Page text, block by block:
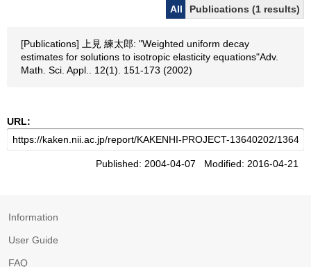
All
Publications (1 results)
[Publications] 上見 練太郎: "Weighted uniform decay
estimates for solutions to isotropic elasticity equations"Adv.
Math. Sci. Appl.. 12(1). 151-173 (2002)
URL:
Published: 2004-04-07 Modified: 2016-04-21
Information
User Guide
FAQ